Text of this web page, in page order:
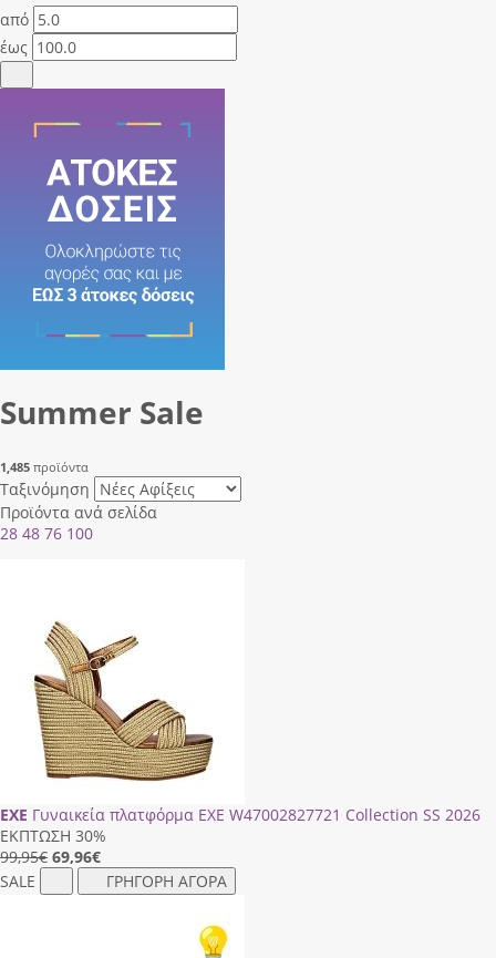
από
έως
Summer Sale
1,485 προϊόντα
Ταξινόμηση
Προϊόντα ανά σελίδα
28 48 76 100
EXE Γυναικεία πλατφόρμα EXE W47002827721 Collection SS 2026
ΕΚΠΤΩΣΗ 30%
99,95€ 69,96€
SALE
ΓΡΗΓΟΡΗ ΑΓΟΡΑ